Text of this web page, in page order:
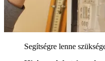
Segítségre lenne